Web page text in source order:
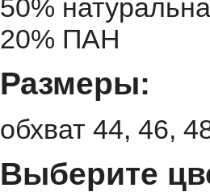
50%
20% ПАН
Размеры:
обхват 44, 46,
Выберите